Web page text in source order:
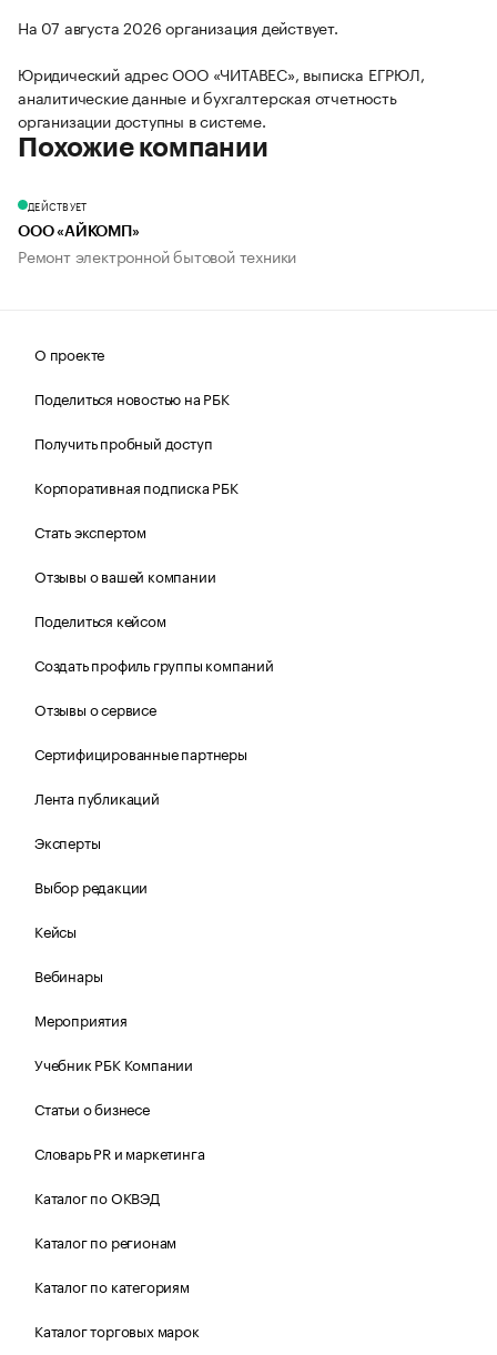
На 07 августа 2026 организация действует.
Юридический адрес ООО «ЧИТАВЕС», выписка ЕГРЮЛ,
аналитические данные и бухгалтерская отчетность
организации доступны в системе.
Похожие компании
ДЕЙСТВУЕТ
ООО «АЙКОМП»
Ремонт электронной бытовой техники
О проекте
Поделиться новостью на РБК
Получить пробный доступ
Корпоративная подписка РБК
Стать экспертом
Отзывы о вашей компании
Поделиться кейсом
Создать профиль группы компаний
Отзывы о сервисе
Сертифицированные партнеры
Лента публикаций
Эксперты
Выбор редакции
Кейсы
Вебинары
Мероприятия
Учебник РБК Компании
Статьи о бизнесе
Словарь PR и маркетинга
Каталог по ОКВЭД
Каталог по регионам
Каталог по категориям
Каталог торговых марок